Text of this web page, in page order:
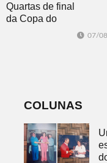
Quartas de final
da Copa do
Brasil 2026: veja
07/
COLUNAS